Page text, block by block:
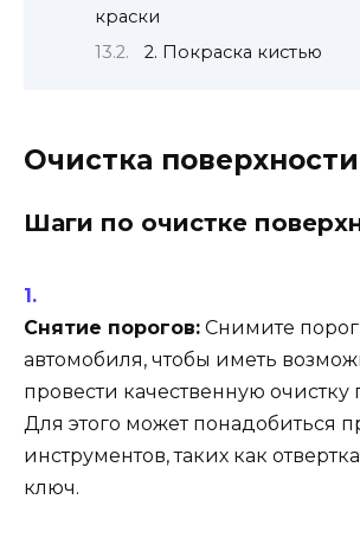
краски
2. Покраска кистью
Очистка поверхности
Шаги по очистке
Снятие порогов: Снимите
автомобиля, чтобы иметь
провести качественную очистку
Для этого может понадобиться
инструментов, таких как
ключ.